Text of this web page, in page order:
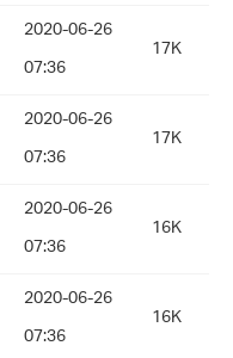
2020-06-26
07:36
17K
2020-06-26
07:36
17K
2020-06-26
07:36
16K
2020-06-26
07:36
16K